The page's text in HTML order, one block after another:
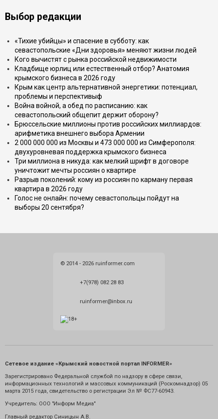
Выбор редакции
«Тихие убийцы» и спасение в субботу: как
севастопольские «Дни здоровья» меняют жизни людей
Кого вычистят с рынка российской недвижимости
Кладбище юрлиц или естественный отбор? Анатомия
крымского бизнеса в 2026 году
Крым как центр альтернативной энергетики: потенциал,
проблемы и перспективыф
Война войной, а обед по расписанию: как
севастопольский общепит держит оборону?
Брюссельские миллионы против российских миллиардов:
арифметика внешнего выбора Армении
2 000 000 000 из Москвы и 473 000 000 из Симферополя:
двухуровневая поддержка крымского бизнеса
Три миллиона в никуда: как мелкий шрифт в договоре
уничтожит мечты россиян о квартире
Разрыв поколений: кому из россиян по карману первая
квартира в 2026 году
Голос не онлайн: почему севастопольцы пойдут на
выборы 20 сентября?
© 2014 - 2026 ruinformer.com
+7(978) 082 28 83
ruinformer@inbox.ru
Сетевое издание «Крымский новостной портал INFORMER»
Зарегистрировано Федеральной службой по надзору в сфере связи,
информационных технологий и массовых коммуникаций (Роскомнадзор) 05
марта 2015 года, свидетельство о регистрации Эл № ФС77-60943.
Учредитель: ООО "Информ Медиа"
Главный редактор Синицын А.В.